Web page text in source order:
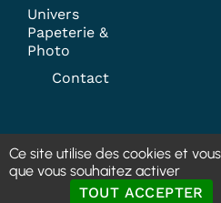
Univers
Papeterie &
Photo
Contact
Ce site utilise des cookies et
que vous souhaitez activer
TOUT ACCEPTER